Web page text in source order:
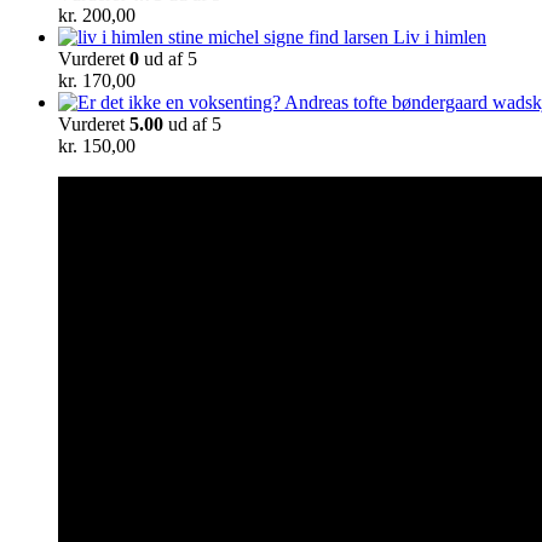
kr. 200,00
Liv i himlen
Vurderet 0 ud af 5
kr. 170,00
Vurderet 5.00 ud af 5
kr. 150,00